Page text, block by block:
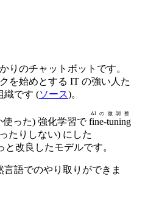
りのチャットボットです。
を始めとする IT の強い人た
織です (ソース)。
使った) 強化学習でfine-tuning
AIの微調整
たりしない) にした
と改良したモデルです。
語でのやり取りができま